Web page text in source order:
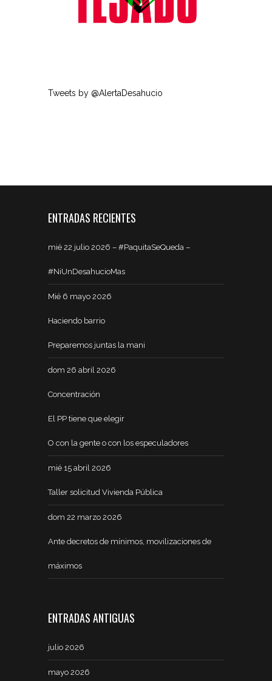
Tweets by @AlertaDesahucio
ENTRADAS RECIENTES
mié 22 julio 2026 – #PaquitaSeQueda –
#NiUnDesahucioMas
Mié 6 mayo 2026
Haciendo barrio
Preparemos juntas la mani
dom 26 abril 2026
Concentración
El PP tiene que elegir
O con la gente o con los especuladores
mié 15 abril 2026
Taller solicitud Vivienda Pública
dom 22 marzo 2026
Ante decretos de mínimos, movilizaciones de
máximos
ENTRADAS ANTIGUAS
julio 2026
mayo 2026